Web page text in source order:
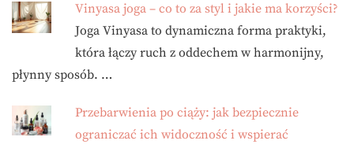
Vinyasa joga – co to za styl i jakie ma korzyści?
Joga Vinyasa to dynamiczna forma praktyki,
która łączy ruch z oddechem w harmonijny,
płynny sposób. …
Przebarwienia po ciąży: jak bezpiecznie
ograniczać ich widoczność i wspierać